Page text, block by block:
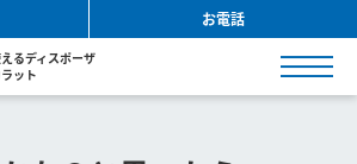
お電話
るディスポーザ
ット